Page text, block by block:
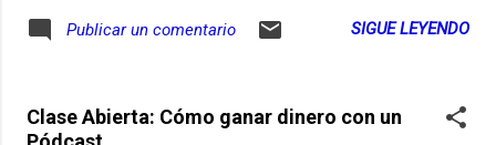
Publicar un comentario SIGUE LEYENDO
Clase Abierta: Cómo ganar dinero con un